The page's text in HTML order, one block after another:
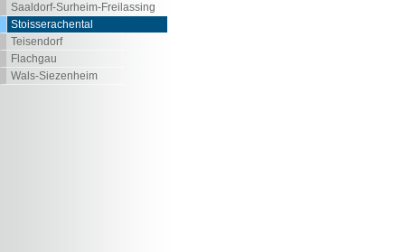
Saaldorf-Surheim-Freilassing
Stoisserachental
Teisendorf
Flachgau
Wals-Siezenheim